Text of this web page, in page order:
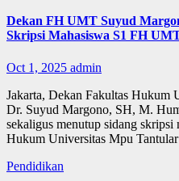
Dekan FH UMT Suyud
Skripsi Mahasiswa S1 FH
Oct 1, 2025 admin
Jakarta, Dekan Fakultas
Dr. Suyud Margono, SH, M.
sekaligus menutup sidang skripsi
Hukum Universitas Mpu
Pendidikan